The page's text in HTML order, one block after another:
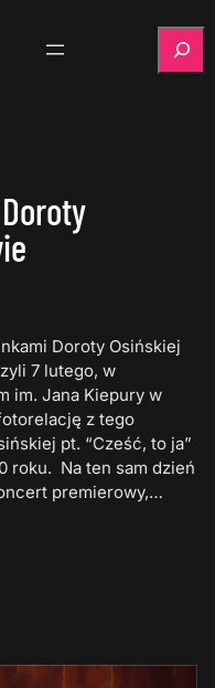
Doroty Osińskiej
7 lutego, w
im. Jana Kiepury w
z tego
pt. “Cześć, to ja”
roku. Na ten sam dzień
premierowy,…